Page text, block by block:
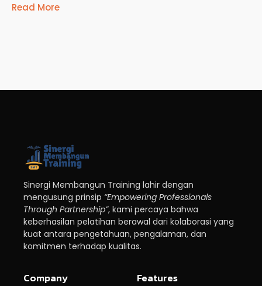
Read More
Sinergi Membangun Training lahir dengan
mengusung prinsip “Empowering Professionals
Through Partnership”, kami percaya bahwa
keberhasilan pelatihan berawal dari kolaborasi yang
kuat antara pengetahuan, pengalaman, dan
komitmen terhadap kualitas.
Company Features